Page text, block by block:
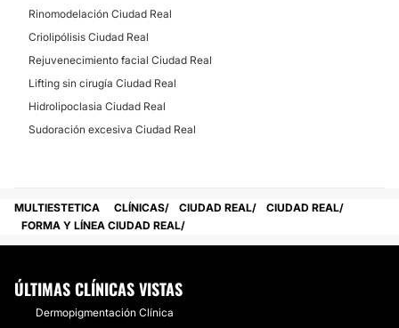
Rinomodelación Ciudad Real
Criolipólisis Ciudad Real
Rejuvenecimiento facial Ciudad Real
Lifting sin cirugía Ciudad Real
Hidrolipoclasia Ciudad Real
Sudoración excesiva Ciudad Real
MULTIESTETICA CLÍNICAS CIUDAD REAL
CIUDAD REAL
FORMA Y LÍNEA CIUDAD REAL
ÚLTIMAS CLÍNICAS VISTAS
Dermopigmentación Clínica